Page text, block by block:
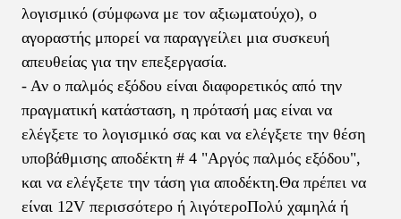
λογισμικό (σύμφωνα με τον αξιωματούχο), ο
αγοραστής μπορεί να παραγγείλει μια συσκευή
απευθείας για την επεξεργασία.
- Αν ο παλμός εξόδου είναι διαφορετικός από την
πραγματική κατάσταση, η πρότασή μας είναι να
ελέγξετε το λογισμικό σας και να ελέγξετε την θέση
υποβάθμισης αποδέκτη # 4 "Αργός παλμός εξόδου",
και να ελέγξετε την τάση για αποδέκτη.Θα πρέπει να
είναι 12V περισσότερο ή λιγότεροΠολύ χαμηλά ή